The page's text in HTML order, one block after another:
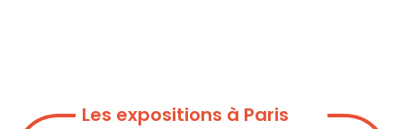
Les expositions à Paris